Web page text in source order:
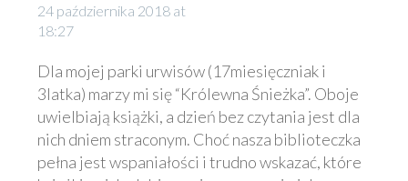
24 października 2018 at
18:27
Dla mojej parki urwisów (17miesięczniak i
3latka) marzy mi się “Królewna Śnieżka”. Oboje
uwielbiają książki, a dzień bez czytania jest dla
nich dniem straconym. Choć nasza biblioteczka
pełna jest wspaniałości i trudno wskazać, które